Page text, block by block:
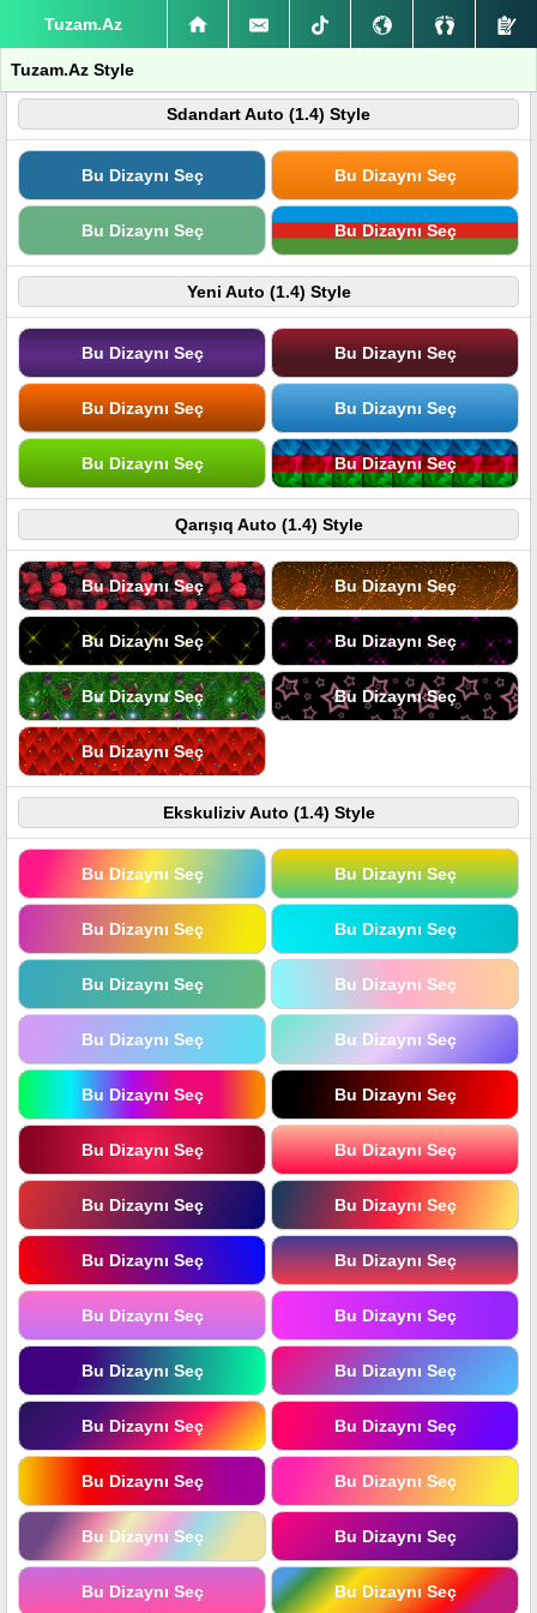
Tuzam.Az
Tuzam.Az Style
Sdandart Auto (1.4) Style
Bu Dizaynı Seç Bu Dizaynı Seç
Bu Dizaynı Seç Bu Dizaynı Seç
Yeni Auto (1.4) Style
Bu Dizaynı Seç Bu Dizaynı Seç
Bu Dizaynı Seç Bu Dizaynı Seç
Bu Dizaynı Seç Bu Dizaynı Seç
Qarışıq Auto (1.4) Style
Bu Dizaynı Seç Bu Dizaynı Seç
Bu Dizaynı Seç Bu Dizaynı Seç
Bu Dizaynı Seç Bu Dizaynı Seç
Bu Dizaynı Seç
Ekskuliziv Auto (1.4) Style
Bu Dizaynı Seç Bu Dizaynı Seç
Bu Dizaynı Seç Bu Dizaynı Seç
Bu Dizaynı Seç Bu Dizaynı Seç
Bu Dizaynı Seç Bu Dizaynı Seç
Bu Dizaynı Seç Bu Dizaynı Seç
Bu Dizaynı Seç Bu Dizaynı Seç
Bu Dizaynı Seç Bu Dizaynı Seç
Bu Dizaynı Seç Bu Dizaynı Seç
Bu Dizaynı Seç Bu Dizaynı Seç
Bu Dizaynı Seç Bu Dizaynı Seç
Bu Dizaynı Seç Bu Dizaynı Seç
Bu Dizaynı Seç Bu Dizaynı Seç
Bu Dizaynı Seç Bu Dizaynı Seç
Bu Dizaynı Seç Bu Dizaynı Seç